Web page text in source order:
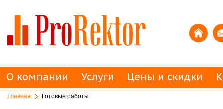
О компании Услуги Цены и скидки
Главная Готовые работы